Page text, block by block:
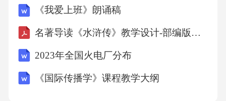
《我爱上班》朗诵稿
名著导读《水浒传》教学设计-部编版语文九年级上册
2023年全国火电厂分布
《国际传播学》课程教学大纲